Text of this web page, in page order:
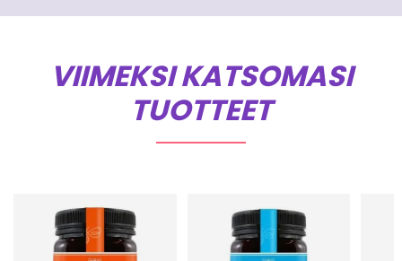
VIIMEKSI KATSOMASI
TUOTTEET